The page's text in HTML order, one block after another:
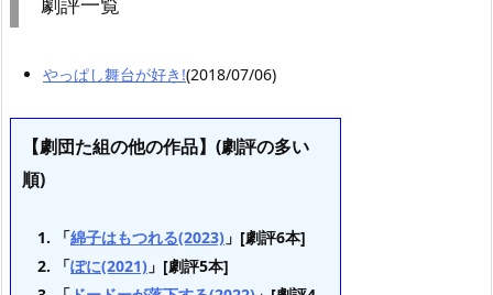
やっぱし舞台が好き!(2018/07/06)
【劇団た組の他の作品】(劇評の多い
順)
「綿子はもつれる(2023) 」[劇評6本]
「ぽに(2021) 」[劇評5本]